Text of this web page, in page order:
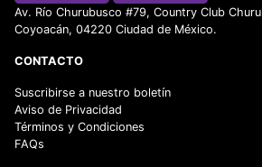
Av. Río Churubusco #79, Country Club
Coyoacán, 04220 Ciudad de México.
CONTACTO
Suscribirse a nuestro boletín
Aviso de Privacidad
Términos y Condiciones
FAQs